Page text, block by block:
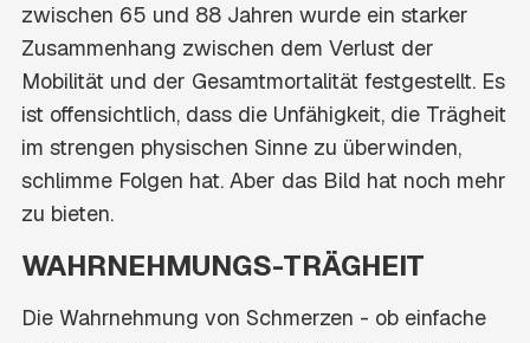
zwischen 65 und 88 Jahren wurde ein starker
Zusammenhang zwischen dem Verlust der
Mobilität und der Gesamtmortalität festgestellt. Es
ist offensichtlich, dass die Unfähigkeit, die Trägheit
im strengen physischen Sinne zu überwinden,
schlimme Folgen hat. Aber das Bild hat noch mehr
zu bieten.
WAHRNEHMUNGS-TRÄGHEIT
Die Wahrnehmung von Schmerzen - ob einfache